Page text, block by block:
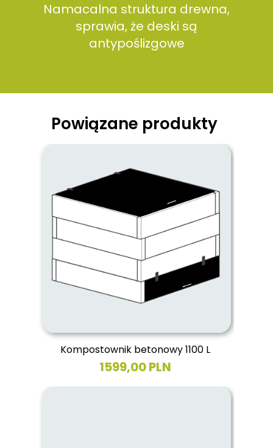
Namacalna struktura drewna,
sprawia, że deski są
antypoślizgowe
Powiązane produkty
Kompostownik betonowy 1100 L
1599,00 PLN